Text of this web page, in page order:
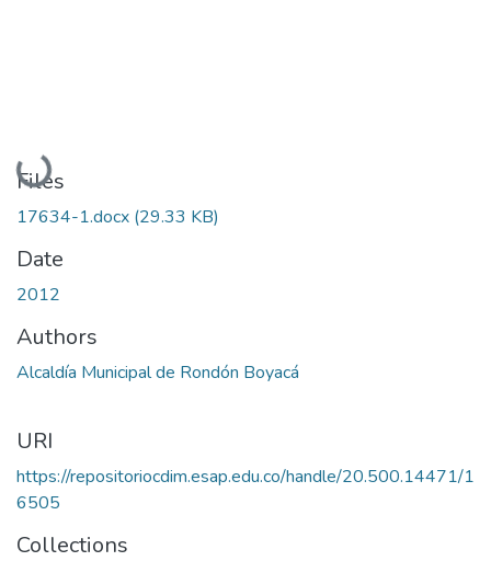
Loading...
Files
17634-1.docx (29.33 KB)
Date
2012
Authors
Alcaldía Municipal de Rondón Boyacá
URI
https://repositoriocdim.esap.edu.co/handle/20.500.14471/1
6505
Collections